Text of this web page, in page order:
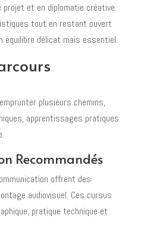
et en diplomatie créative.
tout en restant ouvert
délicat mais essentiel.
plusieurs chemins,
apprentissages pratiques
Recommandés
offrent des
audiovisuel. Ces cursus
pratique technique et